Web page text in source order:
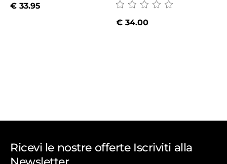
€33.95
€ 34.00
Ricevi le nostre offerte Iscriviti alla